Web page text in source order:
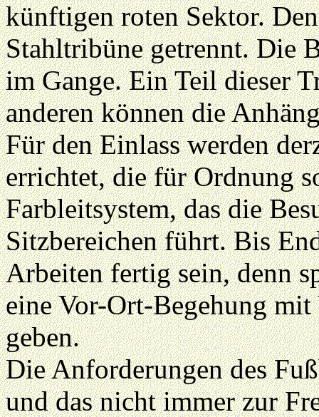
künftigen roten Sektor.
Stahltribüne getrennt. Die
im Gange. Ein Teil dieser
anderen können die
Für den Einlass werden
errichtet, die für Ordnung
Farbleitsystem, das die
Sitzbereichen führt. Bis
Arbeiten fertig sein, denn
eine Vor-Ort-Begehung
geben.
Die Anforderungen des
und das nicht immer zur